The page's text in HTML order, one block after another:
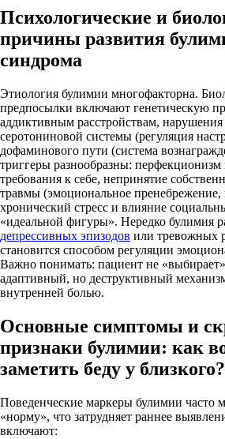
Психологические и
причины развития
синдрома
Этиология булимии многофакторна.
предпосылки включают генетическую
аддиктивным расстройствам, нарушения
серотониновой системы (регуляция
дофаминового пути (система
триггеры разнообразны:
требования к себе, непринятие
травмы (эмоциональное
хронический стресс и влияние
«идеальной фигуры». Нередко булимия
депрессивных эпизодов или тревожных
становится способом регуляции
Важно понимать: пациент не
адаптивный, но деструктивный
внутренней болью.
Основные симптомы и
признаки булимии: как
заметить беду у близкого?
Поведенческие маркеры булимии часто
«норму», что затрудняет раннее
включают: